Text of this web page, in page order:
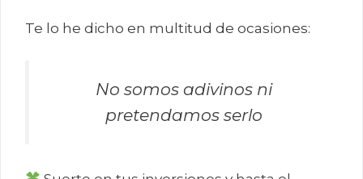
Te lo he dicho en multitud de ocasiones:
No somos adivinos ni
pretendamos serlo